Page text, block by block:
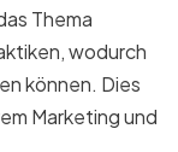
Thema
wodurch
können. Dies
Marketing und